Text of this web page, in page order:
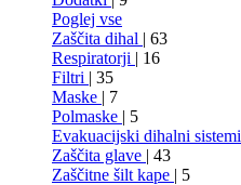
Poglej vse
Zaščita dihal | 63
Respiratorji | 16
Filtri | 35
Maske | 7
Polmaske | 5
Evakuacijski dihalni sistemi
Zaščita glave | 43
Zaščitne šilt kape | 5